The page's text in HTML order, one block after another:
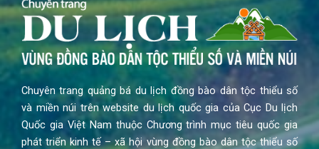
Chuyên trang quảng bá du lịch đồng bào dân tộc thiểu số
và miền núi trên website du lịch quốc gia của Cục Du lịch
Quốc gia Việt Nam thuộc Chương trình mục tiêu quốc gia
phát triển kinh tế – xã hội vùng đồng bào dân tộc thiểu số